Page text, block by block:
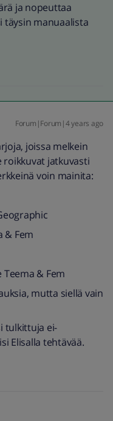
ja nopeuttaa
täysin manuaalista
Forum|Forum|4 years ago
joissa melkein
roikkuvat jatkuvasti
voin mainita:
& Fem
& Fem
mutta siellä vain
tulkittuja ei-
Elisalla tehtävää.